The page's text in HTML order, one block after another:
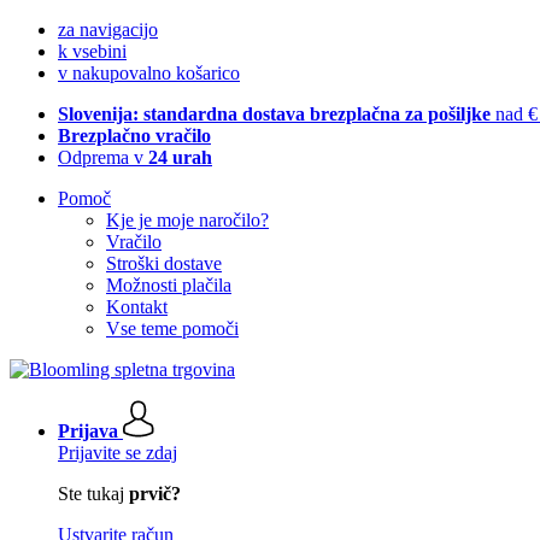
za navigacijo
k vsebini
v nakupovalno košarico
Slovenija: standardna dostava brezplačna za pošiljke nad
Brezplačno vračilo
Odprema v 24 urah
Pomoč
Kje je moje naročilo?
Vračilo
Stroški dostave
Možnosti plačila
Kontakt
Vse teme pomoči
Prijava
Prijavite se zdaj
Ste tukaj prvič?
Ustvarite račun